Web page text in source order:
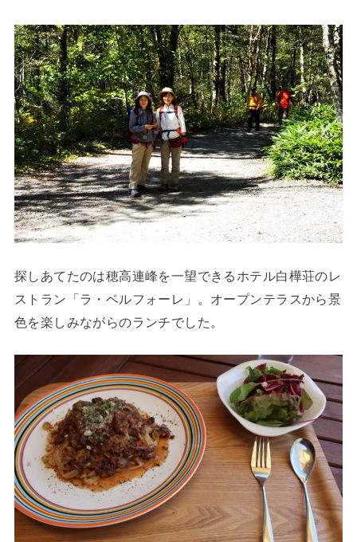
探しあてたのは穂高連峰を一望できるホテル白樺荘のレ
ストラン「ラ・ベルフォーレ」。オープンテラスから景
色を楽しみながらのランチでした。